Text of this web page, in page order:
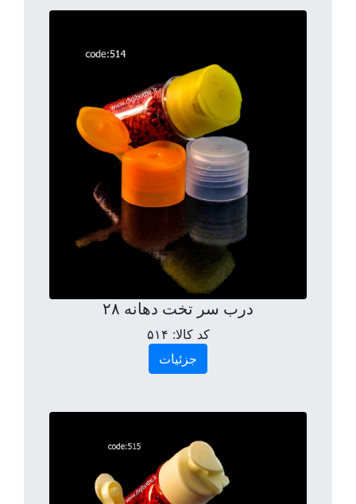
درب سر تخت دهانه ۲۸
کد کالا: ۵۱۴
جزئیات